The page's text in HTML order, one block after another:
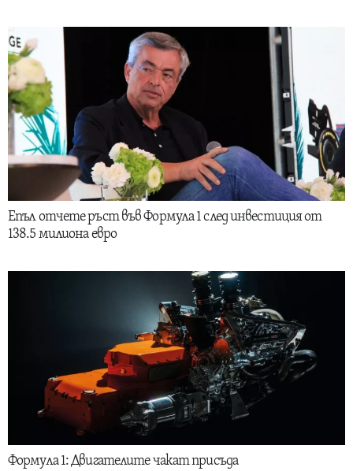
Епъл отчете ръст във Формула 1 след инвестиция от
138.5 милиона евро
Формула 1: Двигателите чакат присъда